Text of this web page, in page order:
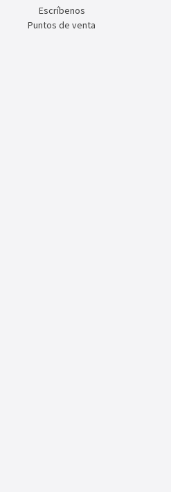
Escríbenos
Puntos de venta